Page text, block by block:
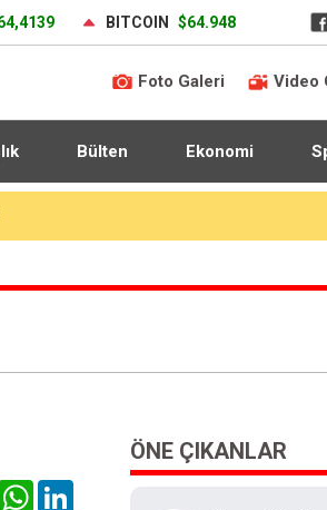
BITCOIN $64.948
Foto Galeri Video
Bülten Ekonomi
yuvası oldu
WhatsAppLinkedIn
ÖNE ÇIKANLAR